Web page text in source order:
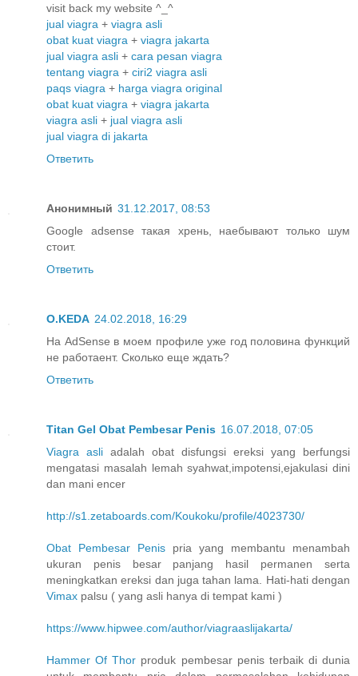
visit back my website ^_^
jual viagra + viagra asli
obat kuat viagra + viagra jakarta
jual viagra asli + cara pesan viagra
tentang viagra + ciri2 viagra asli
paqs viagra + harga viagra original
obat kuat viagra + viagra jakarta
viagra asli + jual viagra asli
jual viagra di jakarta
Ответить
Анонимный 31.12.2017, 08:53
Google adsense такая хрень, наебывают только шум
стоит.
Ответить
O.KEDA 24.02.2018, 16:29
На AdSense в моем профиле уже год половина функций
не работаент. Сколько еще ждать?
Ответить
Titan Gel Obat Pembesar Penis 16.07.2018, 07:05
Viagra asli adalah obat disfungsi ereksi yang berfungsi
mengatasi masalah lemah syahwat,impotensi,ejakulasi dini
dan mani encer
http://s1.zetaboards.com/Koukoku/profile/4023730/
Obat Pembesar Penis pria yang membantu menambah
ukuran penis besar panjang hasil permanen serta
meningkatkan ereksi dan juga tahan lama. Hati-hati dengan
Vimax palsu ( yang asli hanya di tempat kami )
https://www.hipwee.com/author/viagraaslijakarta/
Hammer Of Thor produk pembesar penis terbaik di dunia